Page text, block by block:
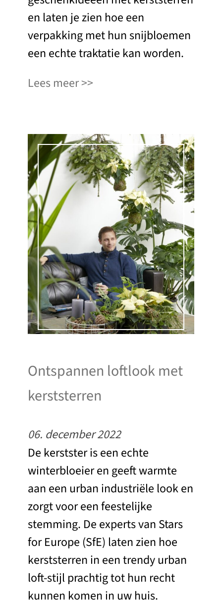
en laten je zien hoe een
verpakking met hun snijbloemen
een echte traktatie kan worden.
Lees meer
Ontspannen loftlook met
kerststerren
06. december 2022
De kerstster is een echte
winterbloeier en geeft warmte
aan een urban industriële look en
zorgt voor een feestelijke
stemming. De experts van Stars
for Europe (SfE) laten zien hoe
kerststerren in een trendy urban
loft-stijl prachtig tot hun recht
kunnen komen in uw huis.